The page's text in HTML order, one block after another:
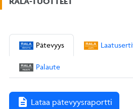
Pätevyys
Palaute
description Lataa pätevyysraportti